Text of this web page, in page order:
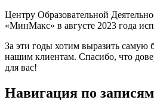
Центру Образовательной
«МинМакс» в августе 2023 года
За эти годы хотим выразить самую
нашим клиентам. Спасибо, что
для вас!
Навигация по записям